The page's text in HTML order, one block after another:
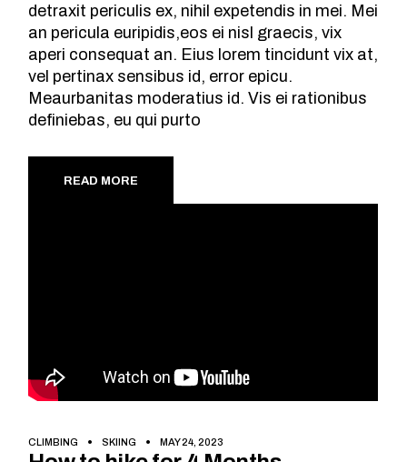
detraxit periculis ex, nihil expetendis in mei. Mei
an pericula euripidis,eos ei nisl graecis, vix
aperi consequat an. Eius lorem tincidunt vix at,
vel pertinax sensibus id, error epicu.
Meaurbanitas moderatius id. Vis ei rationibus
definiebas, eu qui purto
READ MORE
CLIMBING SKIING MAY 24, 2023